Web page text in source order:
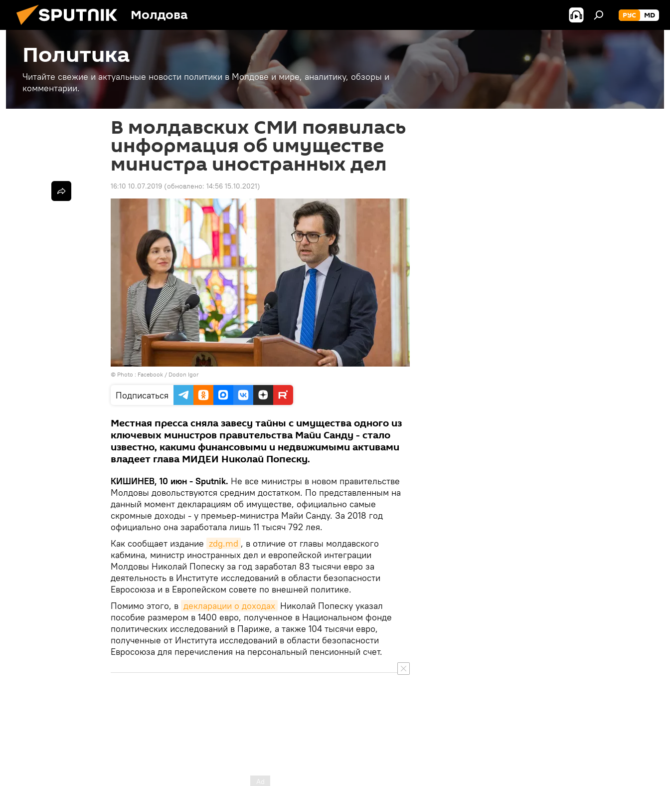
Молдова РУС MD
Политика
Читайте свежие и актуальные новости политики в Молдове и мире, аналитику, обзоры и
комментарии.
В молдавских СМИ появилась
информация об имуществе
министра иностранных дел
16:10 10.07.2019 (обновлено: 14:56 15.10.2021)
© Photo : Facebook / Dodon Igor
Подписаться
Местная пресса сняла завесу тайны с имущества одного из
ключевых министров правительства Майи Санду - стало
известно, какими финансовыми и недвижимыми активами
владеет глава МИДЕИ Николай Попеску.
КИШИНЕВ, 10 июн - Sputnik. Не все министры в новом правительстве
Молдовы довольствуются средним достатком. По представленным на
данный момент декларациям об имуществе, официально самые
скромные доходы - у премьер-министра Майи Санду. За 2018 год
официально она заработала лишь 11 тысяч 792 лея.
Как сообщает издание zdg.md , в отличие от главы молдавского
кабмина, министр иностранных дел и европейской интеграции
Молдовы Николай Попеску за год заработал 83 тысячи евро за
деятельность в Институте исследований в области безопасности
Евросоюза и в Европейском совете по внешней политике.
Помимо этого, в декларации о доходах Николай Попеску указал
пособие размером в 1400 евро, полученное в Национальном фонде
политических исследований в Париже, а также 104 тысячи евро,
полученные от Института исследований в области безопасности
Евросоюза для перечисления на персональный пенсионный счет.